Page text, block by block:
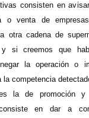
consisten en
o venta de
otra cadena de
si creemos que
la operación o
competencia
la de promoción
en dar a